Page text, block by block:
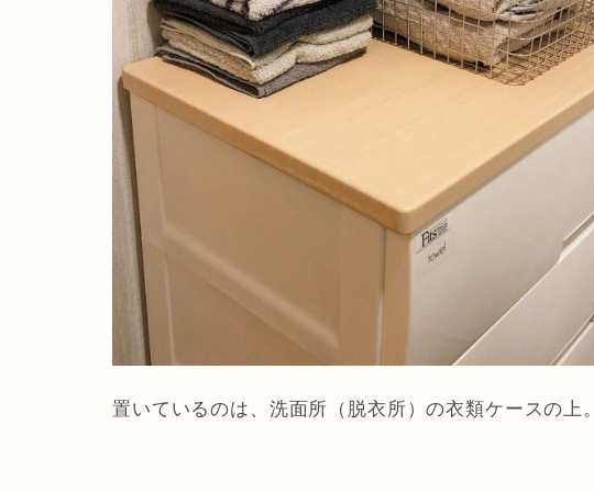
置いているのは、洗面所（脱衣所）の衣類ケースの上。